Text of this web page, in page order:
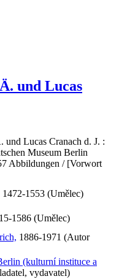
und Lucas
und Lucas Cranach d. J. :
Museum Berlin
Abbildungen / [Vorwort
1472-1553 (Umělec)
1586 (Umělec)
1886-1971 (Autor
(kulturní instituce a
vydavatel)